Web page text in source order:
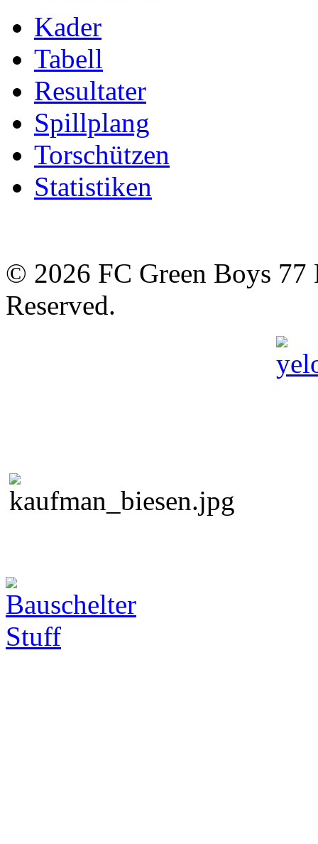
Kader
Tabell
Resultater
Spillplang
Torschützen
Statistiken
© 2026 FC Green Boys 77
Reserved.